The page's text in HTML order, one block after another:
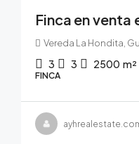
Finca en venta
Vereda La Hondita,
3 3 2500 m²
FINCA